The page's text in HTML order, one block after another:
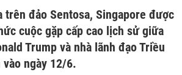
trên đảo Sentosa, Singapore được
cuộc gặp cấp cao lịch sử giữa
Trump và nhà lãnh đạo Triều
ngày 12/6.